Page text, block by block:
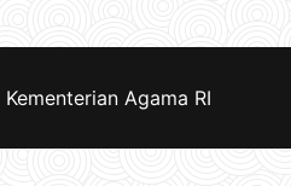
Kementerian Agama RI